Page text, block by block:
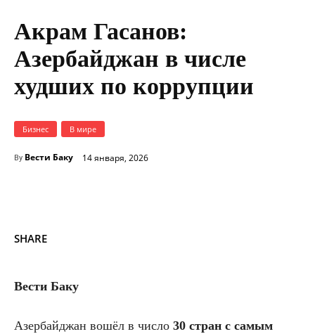
Акрам Гасанов:
Азербайджан в числе
худших по коррупции
Бизнес В мире
By Вести Баку 14 января, 2026
SHARE
Вести Баку
Азербайджан вошёл в число 30 стран с самым